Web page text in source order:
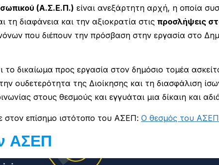
(Α.Σ.Ε.Π.) είναι ανεξάρτητη αρχή, η οποία
διαφάνεια και την αξιοκρατία στις προσλήψεις
που διέπουν την πρόσβαση στην εργασία στο
το δικαίωμα προς εργασία στον δημόσιο τομέα
ουδετερότητα της Διοίκησης και τη διασφάλιση
στους θεσμούς και εγγυάται μια δίκαιη και
στον επίσημο ιστότοπο του ΑΣΕΠ: Ο θεσμός του ΑΣΕΠ
ΑΣΕΠ